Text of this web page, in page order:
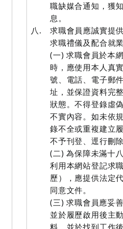
職缺媒合通知，獲
息。
八.
求職會員應誠實提
求職禮儀及配合就
(一) 求職會員於本
時，應使用本人真
號、電話、電子郵
址，並保證資料完
狀態。不得登錄虛
不實內容。如未依
錄不全或重複建立
不予刊登、逕行刪
(二) 為保障未滿十
利用本網站登記求
歷），應提供法定
同意文件。
(三) 求職會員應妥
並於履歷啟用後主